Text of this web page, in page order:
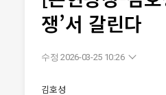
쟁’서 갈린다
수정 2026-03-25 10:26
김호성